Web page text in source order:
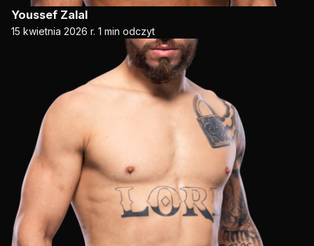
Youssef Zalal
15 kwietnia 2026 r. 1 min odczyt